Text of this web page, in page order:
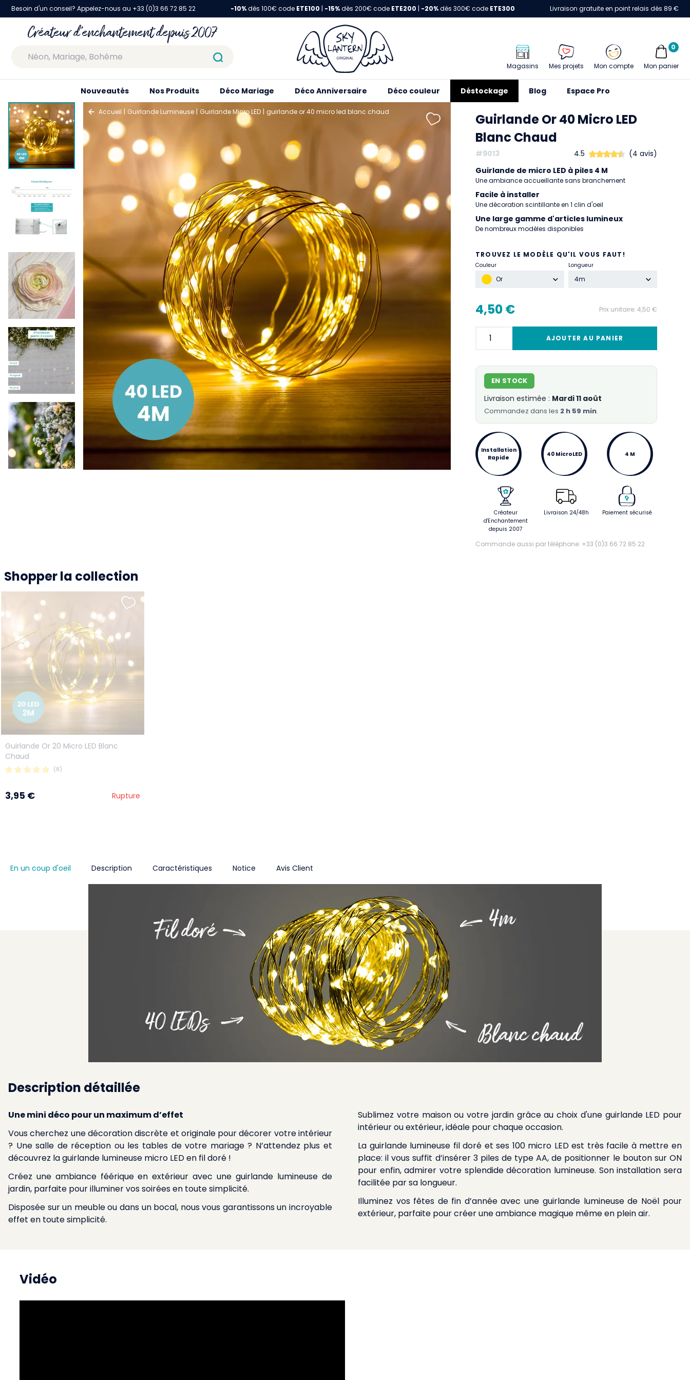
Besoin d'un conseil? Appelez-nous au +33 (0)3 66 72 85 22 -10%dès 100€ code ETE100 | -15%dès 200€ code ETE200 | -20%dès 300€ code ETE300 Livraison gratuite en point relais dès 89 €
Créateur d'enchantement depuis 2007
Magasins Mes projets Mon compte Mon panier
0
Nouveautés Nos Produits Déco Mariage Déco Anniversaire Déco couleur Déstockage Blog Espace Pro
Accueil Guirlande Lumineuse Guirlande Micro LED guirlande or 40 micro led blanc chaud
Guirlande Or 40 Micro LED
Blanc Chaud
#9013 4.5
(4 avis)
Guirlande de micro LED à piles 4 M
Une ambiance accueillante sans branchement
Facile à installer
Une décoration scintillante en 1 clin d'oeil
Une large gamme d'articles lumineux
De nombreux modèles disponibles
TROUVEZ LE MODÈLE QU'IL VOUS FAUT!
Couleur
Or
Longueur
4m
4,50 € Prix unitaire: 4,50 €
AJOUTER AU PANIER
EN STOCK
Livraison estimée : Mardi 11 août
Commandez dans les 2 h 59 min.
Installation
Rapide
40 MicroLED 4 M
Créateur
d'Enchantement
depuis 2007
Livraison 24/48h Paiement sécurisé
Commande aussi par téléphone: +33 (0)3 66 72 85 22
Shopper la collection
Guirlande Or 20 Micro LED Blanc
Chaud
(8)
3,95 € Rupture
En un coup d'oeil Description Caractéristiques Notice Avis Client
Description détaillée
Une mini déco pour un maximum d’effet
Vous cherchez une décoration discrète et originale pour décorer votre intérieur
? Une salle de réception ou les tables de votre mariage ? N’attendez plus et
découvrez la guirlande lumineuse micro LED en fil doré !
Créez une ambiance féérique en extérieur avec une guirlande lumineuse de
jardin, parfaite pour illuminer vos soirées en toute simplicité.
Disposée sur un meuble ou dans un bocal, nous vous garantissons un incroyable
effet en toute simplicité.
Sublimez votre maison ou votre jardin grâce au choix d'une guirlande LED pour
intérieur ou extérieur, idéale pour chaque occasion.
La guirlande lumineuse fil doré et ses 100 micro LED est très facile à mettre en
place: il vous suffit d’insérer 3 piles de type AA, de positionner le bouton sur ON
pour enfin, admirer votre splendide décoration lumineuse. Son installation sera
facilitée par sa longueur.
Illuminez vos fêtes de fin d’année avec une guirlande lumineuse de Noël pour
extérieur, parfaite pour créer une ambiance magique même en plein air.
Vidéo